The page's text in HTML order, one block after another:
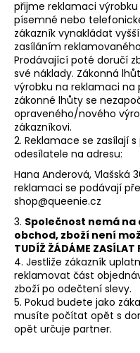
přijme reklamaci
písemné nebo
zákazník vynakládat
zasíláním
Prodávající poté doručí
své náklady. Zákonná
výrobku na reklamaci na
zákonné lhůty se
opraveného/nového
zákazníkovi.
2. Reklamace se zasílají
odesílatele na adresu:
Hana Anderová, Vlašská
reklamaci se podávají
shop@queenie.cz
3. Společnost nemá
obchod, zboží není
TUDÍŽ ŽÁDÁME ZASÍLAT
4. Jestliže zákazník
reklamovat část
zboží po odečtení slevy.
5. Pokud budete jako
musíte počítat opět s
opět určuje partner.
u
j
e
t
e
n
a
j
í
t
?
D